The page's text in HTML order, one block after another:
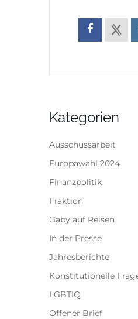
Kategorien
Ausschussarbeit
Europawahl 2024
Finanzpolitik
Fraktion
Gaby auf Reisen
In der Presse
Jahresberichte
Konstitutionelle
LGBTIQ
Offener Brief